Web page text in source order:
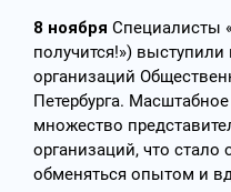
8 ноября Специалисты
получится!»)
организаций
Петербурга.
множество
организаций, что
обменяться опытом и